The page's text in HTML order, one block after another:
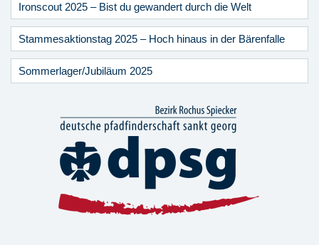
Ironscout 2025 – Bist du gewandert durch die Welt
Stammesaktionstag 2025 – Hoch hinaus in der Bärenfalle
Sommerlager/Jubiläum 2025